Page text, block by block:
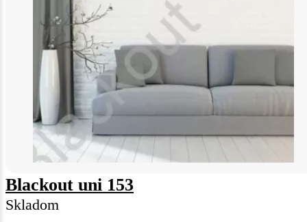
Blackout uni 153
Skladom